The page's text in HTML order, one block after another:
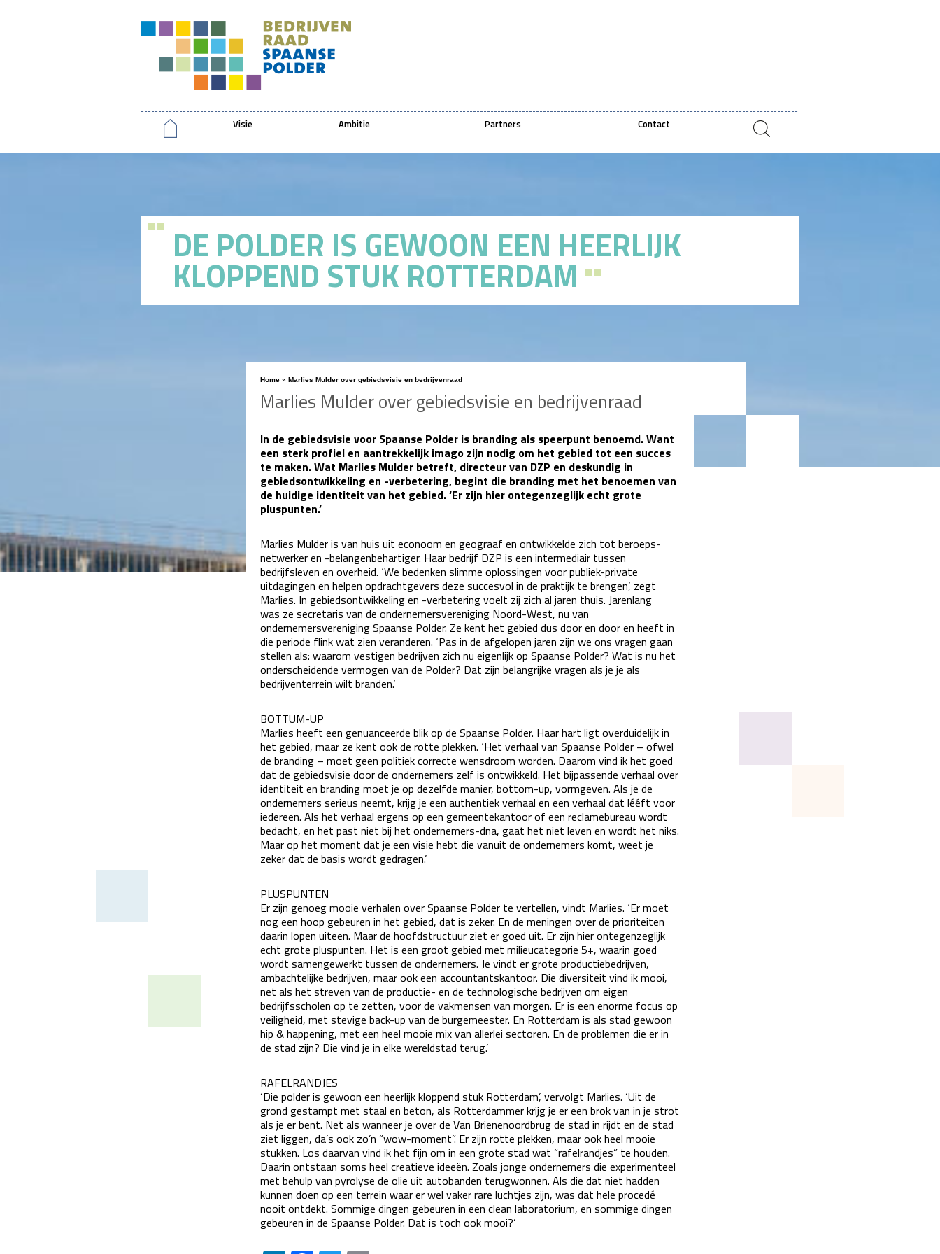
Visie Ambitie Partners Contact
DE POLDER IS GEWOON EEN HEERLIJK
KLOPPEND STUK ROTTERDAM
Home » Marlies Mulder over gebiedsvisie en bedrijvenraad
Marlies Mulder over gebiedsvisie en bedrijvenraad
In de gebiedsvisie voor Spaanse Polder is branding als speerpunt benoemd. Want
een sterk profiel en aantrekkelijk imago zijn nodig om het gebied tot een succes
te maken. Wat Marlies Mulder betreft, directeur van DZP en deskundig in
gebiedsontwikkeling en -verbetering, begint die branding met het benoemen van
de huidige identiteit van het gebied. ‘Er zijn hier ontegenzeglijk echt grote
pluspunten.’
Marlies Mulder is van huis uit econoom en geograaf en ontwikkelde zich tot beroeps-
netwerker en -belangenbehartiger. Haar bedrijf DZP is een intermediair tussen
bedrijfsleven en overheid. ‘We bedenken slimme oplossingen voor publiek-private
uitdagingen en helpen opdrachtgevers deze succesvol in de praktijk te brengen’, zegt
Marlies. In gebiedsontwikkeling en -verbetering voelt zij zich al jaren thuis. Jarenlang
was ze secretaris van de ondernemersvereniging Noord-West, nu van
ondernemersvereniging Spaanse Polder. Ze kent het gebied dus door en door en heeft in
die periode flink wat zien veranderen. ‘Pas in de afgelopen jaren zijn we ons vragen gaan
stellen als: waarom vestigen bedrijven zich nu eigenlijk op Spaanse Polder? Wat is nu het
onderscheidende vermogen van de Polder? Dat zijn belangrijke vragen als je je als
bedrijventerrein wilt branden.’
BOTTUM-UP
Marlies heeft een genuanceerde blik op de Spaanse Polder. Haar hart ligt overduidelijk in
het gebied, maar ze kent ook de rotte plekken. ‘Het verhaal van Spaanse Polder – ofwel
de branding – moet geen politiek correcte wensdroom worden. Daarom vind ik het goed
dat de gebiedsvisie door de ondernemers zelf is ontwikkeld. Het bijpassende verhaal over
identiteit en branding moet je op dezelfde manier, bottom-up, vormgeven. Als je de
ondernemers serieus neemt, krijg je een authentiek verhaal en een verhaal dat lééft voor
iedereen. Als het verhaal ergens op een gemeentekantoor of een reclamebureau wordt
bedacht, en het past niet bij het ondernemers-dna, gaat het niet leven en wordt het niks.
Maar op het moment dat je een visie hebt die vanuit de ondernemers komt, weet je
zeker dat de basis wordt gedragen.’
PLUSPUNTEN
Er zijn genoeg mooie verhalen over Spaanse Polder te vertellen, vindt Marlies. ‘Er moet
nog een hoop gebeuren in het gebied, dat is zeker. En de meningen over de prioriteiten
daarin lopen uiteen. Maar de hoofdstructuur ziet er goed uit. Er zijn hier ontegenzeglijk
echt grote pluspunten. Het is een groot gebied met milieucategorie 5+, waarin goed
wordt samengewerkt tussen de ondernemers. Je vindt er grote productiebedrijven,
ambachtelijke bedrijven, maar ook een accountantskantoor. Die diversiteit vind ik mooi,
net als het streven van de productie- en de technologische bedrijven om eigen
bedrijfsscholen op te zetten, voor de vakmensen van morgen. Er is een enorme focus op
veiligheid, met stevige back-up van de burgemeester. En Rotterdam is als stad gewoon
hip & happening, met een heel mooie mix van allerlei sectoren. En de problemen die er in
de stad zijn? Die vind je in elke wereldstad terug.’
RAFELRANDJES
‘Die polder is gewoon een heerlijk kloppend stuk Rotterdam’, vervolgt Marlies. ‘Uit de
grond gestampt met staal en beton, als Rotterdammer krijg je er een brok van in je strot
als je er bent. Net als wanneer je over de Van Brienenoordbrug de stad in rijdt en de stad
ziet liggen, da’s ook zo’n “wow-moment”. Er zijn rotte plekken, maar ook heel mooie
stukken. Los daarvan vind ik het fijn om in een grote stad wat “rafelrandjes” te houden.
Daarin ontstaan soms heel creatieve ideeën. Zoals jonge ondernemers die experimenteel
met behulp van pyrolyse de olie uit autobanden terugwonnen. Als die dat niet hadden
kunnen doen op een terrein waar er wel vaker rare luchtjes zijn, was dat hele procedé
nooit ontdekt. Sommige dingen gebeuren in een clean laboratorium, en sommige dingen
gebeuren in de Spaanse Polder. Dat is toch ook mooi?’